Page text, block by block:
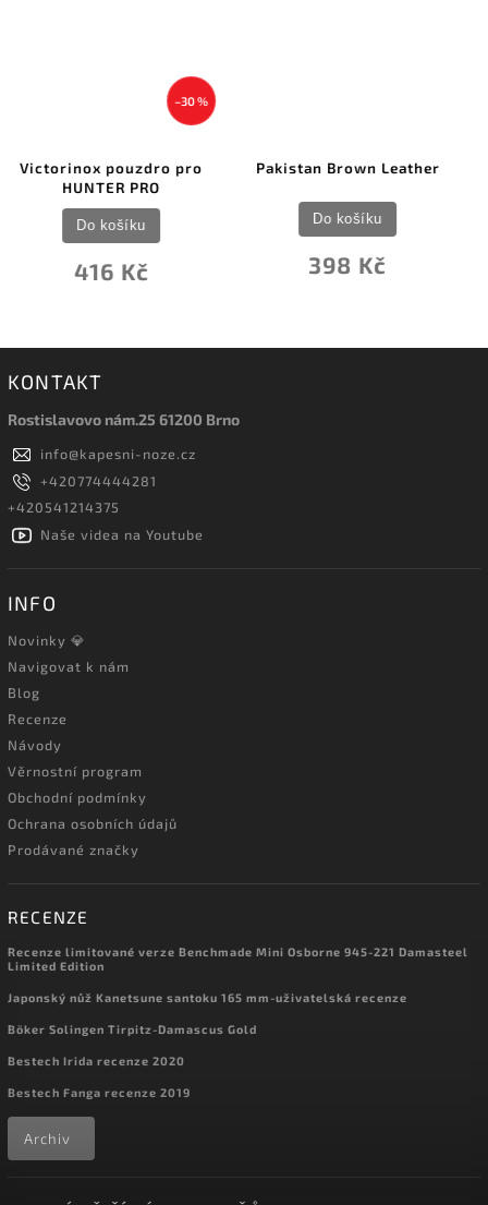
Pakistan Brown Leather
398 Kč
Do košíku
Lansky Nylon Sheath
273 Kč
Do košíku
KONTAKT
Rostislavovo nám.25 61200 Brno
info@kapesni-noze.cz
+420774444281
+420541214375
Naše videa na Youtube
INFO
Novinky 💎
Navigovat k nám
Blog
Recenze
Návody
Věrnostní program
Obchodní podmínky
Ochrana osobních údajů
Prodávané značky
RECENZE
Recenze limitované verze Benchmade Mini Osborne 945-221 Damasteel
Limited Edition
Japonský nůž Kanetsune santoku 165 mm-uživatelská recenze
Böker Solingen Tirpitz-Damascus Gold
Bestech Irida recenze 2020
Bestech Fanga recenze 2019
Archiv